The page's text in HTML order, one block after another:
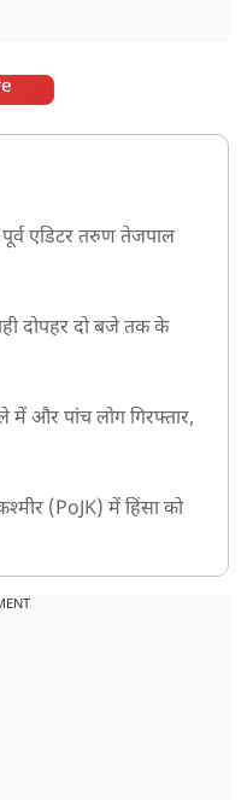
एडिटर तरुण तेजपाल
दोपहर दो बजे तक के
में और पांच लोग गिरफ्तार,
(PoJK) में हिंसा को
का देर रात निधन,